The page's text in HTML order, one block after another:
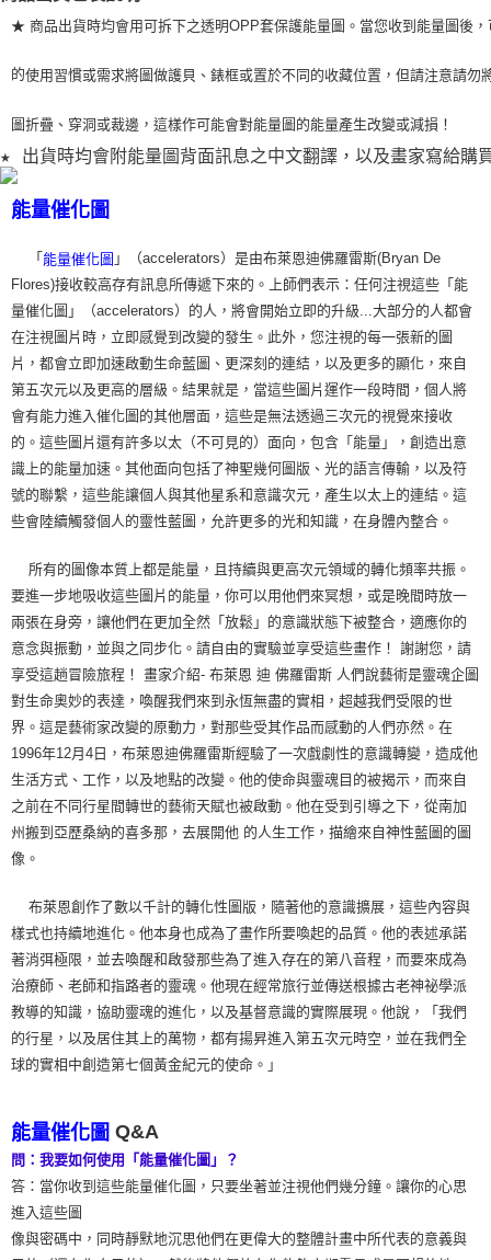
★ 商品出貨時均會用可拆下之透明OPP套保護能量圖。當您收到能量圖後，
的使用習慣或需求將圖做護貝、錶框或置於不同的收藏位置，但請注意請勿
圖折疊、穿洞或裁邊，這樣作可能會對能量圖的能量產生改變或減損！
★ 出貨時均會附能量圖背面訊息之中文翻譯，以及畫家寫給購
能量催化圖
「 能量催化圖 」（accelerators）是由布萊恩迪佛羅雷斯(Bryan De
Flores)接收較高存有訊息所傳遞下來的。上師們表示：任何注視這些「能
量催化圖」（accelerators）的人，將會開始立即的升級...大部分的人都會
在注視圖片時，立即感覺到改變的發生。此外，您注視的每一張新的圖
片，都會立即加速啟動生命藍圖、更深刻的連結，以及更多的顯化，來自
第五次元以及更高的層級。結果就是，當這些圖片運作一段時間，個人將
會有能力進入催化圖的其他層面，這些是無法透過三次元的視覺來接收
的。這些圖片還有許多以太（不可見的）面向，包含「能量」，創造出意
識上的能量加速。其他面向包括了神聖幾何圖版、光的語言傳輸，以及符
號的聯繫，這些能讓個人與其他星系和意識次元，產生以太上的連結。這
些會陸續觸發個人的靈性藍圖，允許更多的光和知識，在身體內整合。
所有的圖像本質上都是能量，且持續與更高次元領域的轉化頻率共振。
要進一步地吸收這些圖片的能量，你可以用他們來冥想，或是晚間時放一
兩張在身旁，讓他們在更加全然「放鬆」的意識狀態下被整合，適應你的
意念與振動，並與之同步化。請自由的實驗並享受這些畫作！ 謝謝您，請
享受這趟冒險旅程！ 畫家介紹- 布萊恩 迪 佛羅雷斯 人們說藝術是靈魂企圖
對生命奧妙的表達，喚醒我們來到永恆無盡的實相，超越我們受限的世
界。這是藝術家改變的原動力，對那些受其作品而感動的人們亦然。在
1996年12月4日，布萊恩迪佛羅雷斯經驗了一次戲劇性的意識轉變，造成他
生活方式、工作，以及地點的改變。他的使命與靈魂目的被揭示，而來自
之前在不同行星間轉世的藝術天賦也被啟動。他在受到引導之下，從南加
州搬到亞歷桑納的喜多那，去展開他 的人生工作，描繪來自神性藍圖的圖
像。
布萊恩創作了數以千計的轉化性圖版，隨著他的意識擴展，這些內容與
樣式也持續地進化。他本身也成為了畫作所要喚起的品質。他的表述承諾
著消弭極限，並去喚醒和啟發那些為了進入存在的第八音程，而要來成為
治療師、老師和指路者的靈魂。他現在經常旅行並傳送根據古老神祕學派
教導的知識，協助靈魂的進化，以及基督意識的實際展現。他說，「我們
的行星，以及居住其上的萬物，都有揚昇進入第五次元時空，並在我們全
球的實相中創造第七個黃金紀元的使命。」
能量催化圖 Q&A
問：我要如何使用「能量催化圖」？
答：當你收到這些能量催化圖，只要坐著並注視他們幾分鐘。讓你的心思
進入這些圖
像與密碼中，同時靜默地沉思他們在更偉大的整體計畫中所代表的意義與